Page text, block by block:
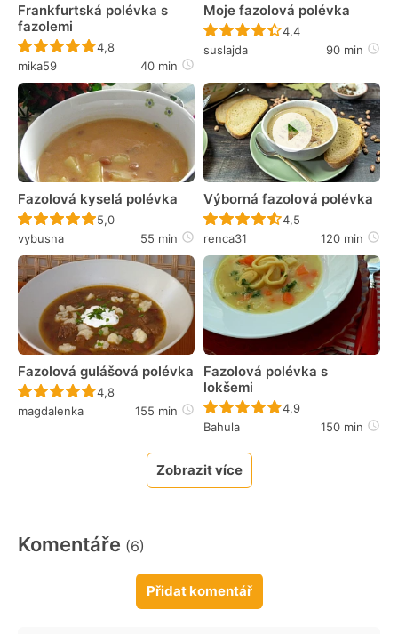
Frankfurtská polévka s
fazolemi
Recept ještě nebyl hodnocen
4,8
mika59
40 min
Moje fazolová polévka
Recept ještě nebyl
4,4
suslajda
90 min
Fazolová kyselá polévka
Recept ještě nebyl hodnocen
5,0
vybusna
55 min
Výborná fazolová polévka
Recept ještě nebyl
4,5
renca31
120 min
Fazolová gulášová polévka
Recept ještě nebyl hodnocen
4,8
magdalenka
155 min
Fazolová polévka s
lokšemi
Recept ještě nebyl
4,9
Bahula
150 min
Zobrazit více
Komentáře (6)
Přidat komentář